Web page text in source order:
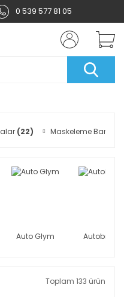
0 539 577 81 05
(22) Maskeleme Bantları
Auto Glym Autobrite
Toplam 133 ürün